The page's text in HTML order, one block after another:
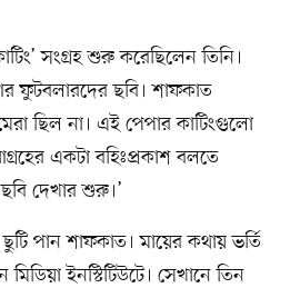
সংগ্রহ শুরু করেছিলেন তিনি।
ফুটবলারদের ছবি। শাফকাত
ছিল না। এই পেপার কাটিংগুলো
একটা বহিঃপ্রকাশ বলতে
দেখার শুরু।’
পান শাফকাত। মায়ের কথায় ভর্তি
ইনস্টিটিউটে। সেখানে তিন